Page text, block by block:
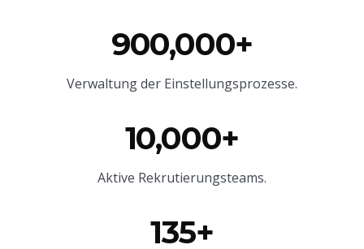
900,000+
Verwaltung der Einstellungsprozesse.
10,000+
Aktive Rekrutierungsteams.
135+